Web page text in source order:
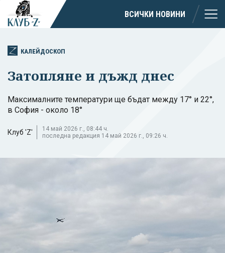
ВСИЧКИ НОВИНИ
КАЛЕЙДОСКОП
Затопляне и дъжд днес
Максималните температури ще бъдат между 17° и 22°,
в София - около 18°
Клуб 'Z'
14 май 2026 г., 08:44 ч.
последна редакция 14 май 2026 г., 09:26 ч.